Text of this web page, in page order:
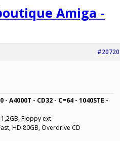
Amiga -
#20720
- A4000T - CD32 - C=64 - 1040STE -
Floppy ext.
HD 80GB, Overdrive CD